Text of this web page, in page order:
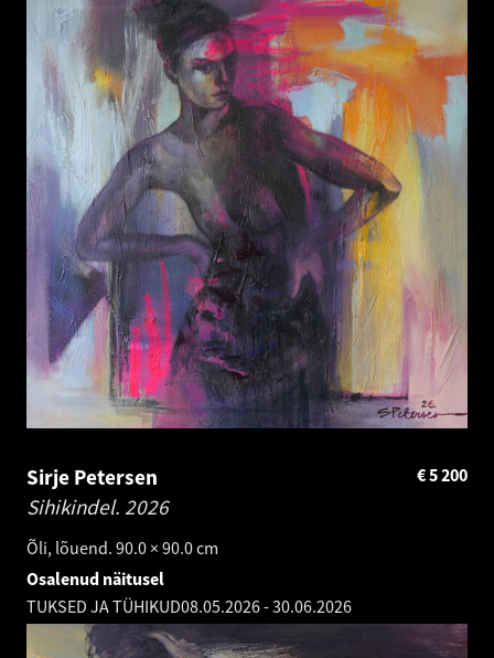
Sirje Petersen
Sihikindel. 2026
Õli, lõuend. 90.0 × 90.0 cm
5 200
€
Osalenud näitusel
TUKSED JA TÜHIKUD08.05.2026-30.06.2026